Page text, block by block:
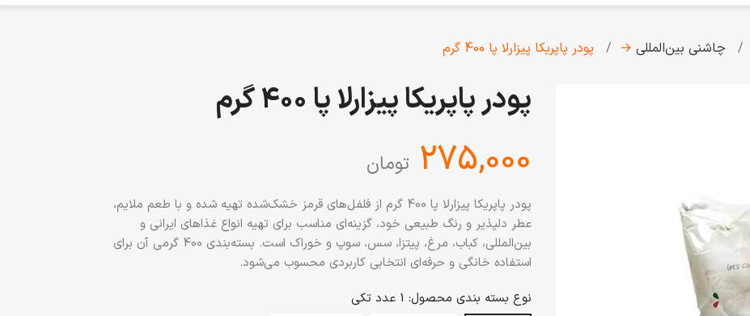
چاشنی‌ بین‌المللی → پودر پاپریکا پیزارلا پا 400 گرم
پودر پاپریکا پیزارلا پا 400 گرم
‎275,000 تومان
پودر پاپریکا پیزارلا پا 400 گرم از فلفل‌های قرمز خشک‌شده تهیه شده و با طعم ملایم،
عطر دلپذیر و رنگ طبیعی خود، گزینه‌ای مناسب برای تهیه انواع غذاهای ایرانی و
بین‌المللی، کباب، مرغ، پیتزا، سس، سوپ و خوراک است. بسته‌بندی 400 گرمی آن برای
استفاده خانگی و حرفه‌ای انتخابی کاربردی محسوب می‌شود.
نوع بسته بندی محصول: 1 عدد تکی